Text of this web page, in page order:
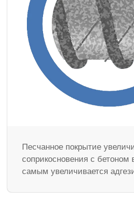
Песчанное покрытие
соприкосновения с бетоном
самым увеличивается